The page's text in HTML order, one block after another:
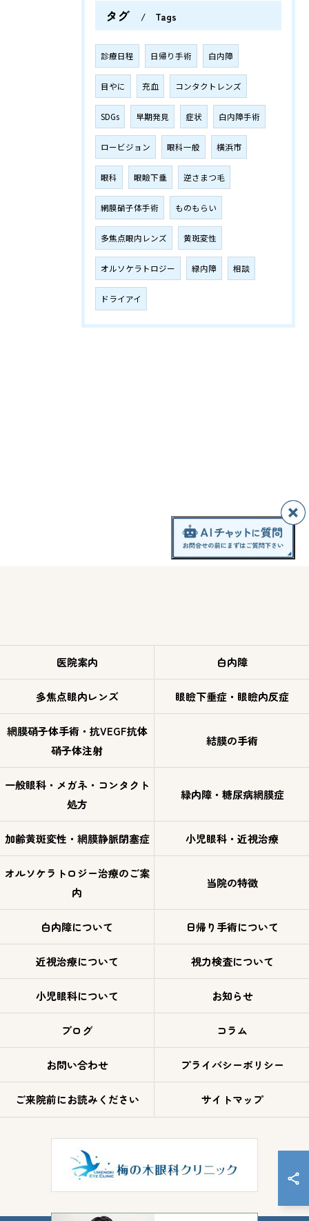
タグ Tags
診療日程 日帰り手術 白内障
目やに 充血 コンタクトレンズ
SDGs 早期発見 症状 白内障手術
ロービジョン 眼科一般 横浜市
眼科 眼瞼下垂 逆さまつ毛
網膜硝子体手術 ものもらい
多焦点眼内レンズ 黄斑変性
オルソケラトロジー 緑内障 相談
ドライアイ
医院案内 白内障
多焦点眼内レンズ 眼瞼下垂症・眼瞼内反症
網膜硝子体手術・抗VEGF抗体
硝子体注射
結膜の手術
一般眼科・メガネ・コンタクト
処方
緑内障・糖尿病網膜症
加齢黄斑変性・網膜静脈閉塞症 小児眼科・近視治療
オルソケラトロジー治療のご案
内
当院の特徴
白内障について 日帰り手術について
近視治療について 視力検査について
小児眼科について お知らせ
ブログ コラム
お問い合わせ プライバシーポリシー
ご来院前にお読みください サイトマップ